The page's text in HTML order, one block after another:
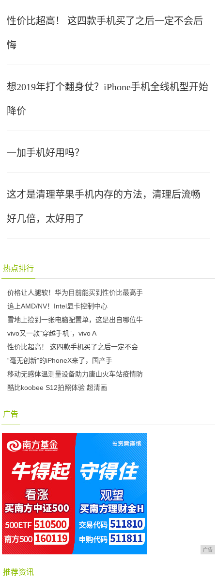
性价比超高！ 这四款手机买了之后一定不会后
悔
想2019年打个翻身仗？iPhone手机全线机型开始
降价
一加手机好用吗？
这才是清理苹果手机内存的方法，清理后流畅
好几倍，太好用了
热点排行
价格让人腿软！华为目前能买到性价比最高手
追上AMD/NV！Intel显卡控制中心
雪地上捡到一张电脑配置单，这是出自哪位牛
vivo又一款“穿越手机”，vivo A
性价比超高！ 这四款手机买了之后一定不会
“毫无创新”的iPhoneX来了，国产手
移动无感体温测量设备助力唐山火车站疫情防
酷比koobee S12拍照体验 超清画
广告
广告
推荐资讯